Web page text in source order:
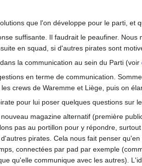
que l'on développe pour le parti, et
suffisante. Il faudrait le peaufiner.
en squad, si d'autres pirates sont
la communication au sein du Parti (voir
en terme de communication.
crews de Waremme et Liège, puis on
pour lui poser quelques questions sur
magazine alternatif (première
pas au portillon pour y répondre,
pirates. Cela nous fait penser
connectées par pad par exemple
qu'elle communique avec les autres).